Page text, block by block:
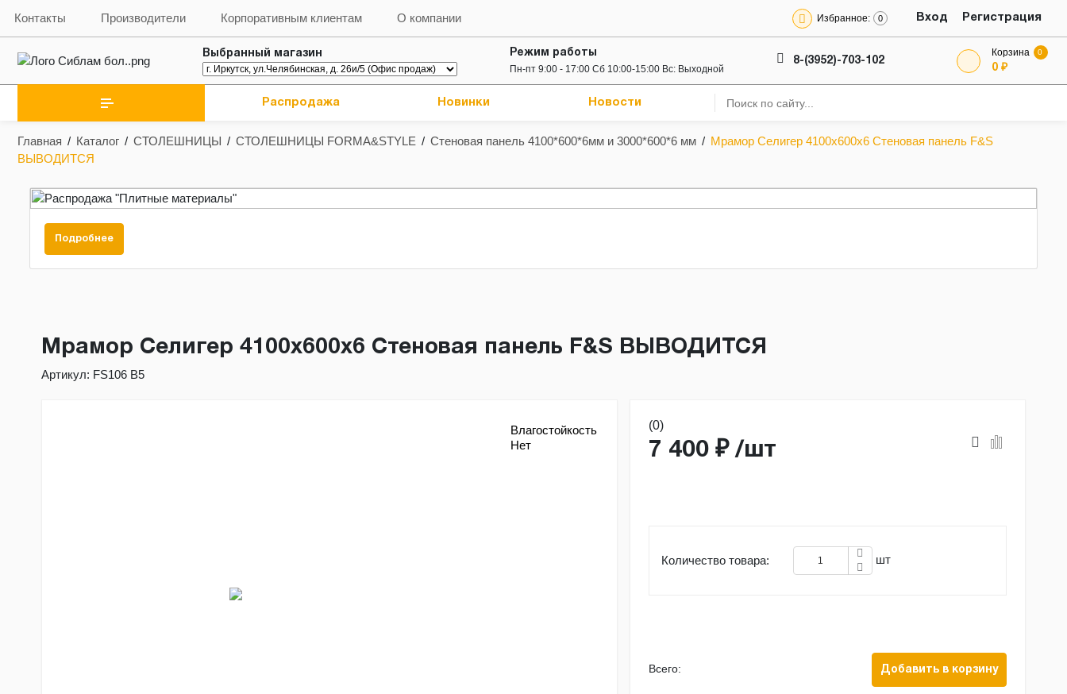
Контакты Производители Корпоративным клиентам О компании Избранное: 0 Вход Регистрация
Выбранный магазин Режим работы
Пн-пт 9:00 - 17:00 Сб 10:00-15:00 Вс: Выходной
8-(3952)-703-102
Корзина 0
0 ₽
Распродажа Новинки Новости
Главная / Каталог / СТОЛЕШНИЦЫ / СТОЛЕШНИЦЫ FORMA&STYLE / Стеновая панель 4100*600*6мм и 3000*600*6 мм / Мрамор Селигер 4100х600х6 Стеновая панель F&S
ВЫВОДИТСЯ
Подробнее
Мрамор Селигер 4100х600х6 Стеновая панель F&S ВЫВОДИТСЯ
Артикул: FS106 В5
Влагостойкость
Нет
(0)
7 400 ₽ /шт
Количество товара: шт
Всего: Добавить в корзину